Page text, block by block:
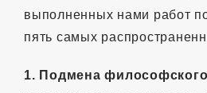
выполненных нами работ
пять самых
1. Подмена